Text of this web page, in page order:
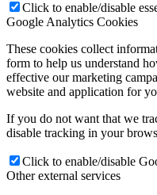
Click to enable/disable
Google Analytics Cookies
These cookies collect
form to help us understand
effective our marketing
website and application for
If you do not want that we
disable tracking in your
Click to enable/disable
Other external services